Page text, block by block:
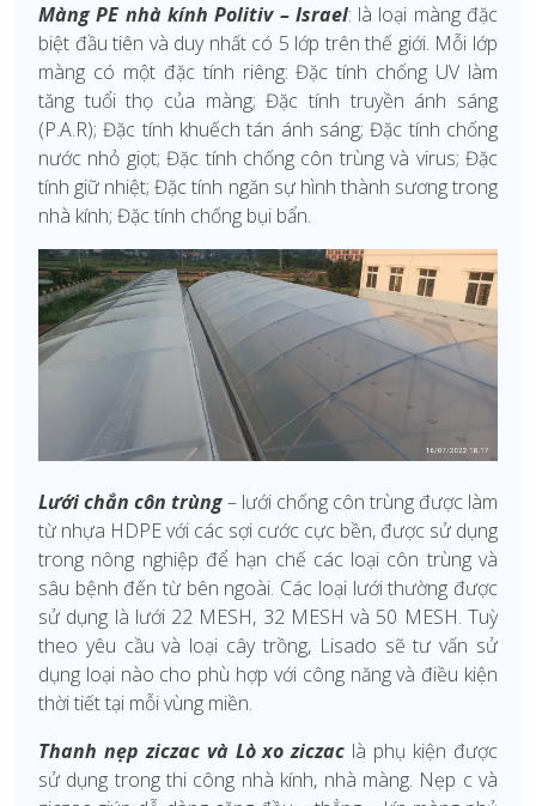
Màng PE nhà kính Politiv – Israel: là loại màng đặc
biệt đầu tiên và duy nhất có 5 lớp trên thế giới. Mỗi lớp
màng có một đặc tính riêng: Đặc tính chống UV làm
tăng tuổi thọ của màng; Đặc tính truyền ánh sáng
(P.A.R); Đặc tính khuếch tán ánh sáng; Đặc tính chống
nước nhỏ giọt; Đặc tính chống côn trùng và virus; Đặc
tính giữ nhiệt; Đặc tính ngăn sự hình thành sương trong
nhà kính; Đặc tính chống bụi bẩn.
Lưới chắn côn trùng– lưới chống côn trùng được làm
từ nhựa HDPE với các sợi cước cực bền, được sử dụng
trong nông nghiệp để hạn chế các loại côn trùng và
sâu bệnh đến từ bên ngoài. Các loại lưới thường được
sử dụng là lưới 22 MESH, 32 MESH và 50 MESH. Tuỳ
theo yêu cầu và loại cây trồng, Lisado sẽ tư vấn sử
dụng loại nào cho phù hợp với công năng và điều kiện
thời tiết tại mỗi vùng miền.
Thanh nẹp ziczac và Lò xo ziczac là phụ kiện được
sử dụng trong thi công nhà kính, nhà màng. Nẹp c và